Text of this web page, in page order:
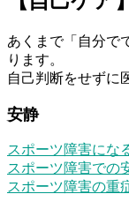
あくまで「自分で
ります。
自己判断をせずに
安静
スポーツ障害にな
スポーツ障害での
スポーツ障害の重